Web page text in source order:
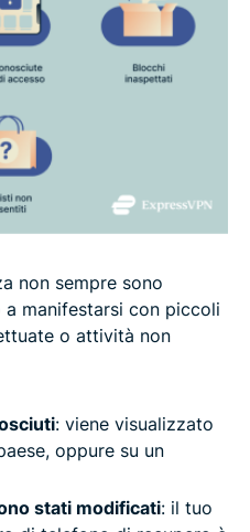
non sempre sono
manifestarsi con piccoli
o attività non
: viene visualizzato
oppure su un
stati modificati: il tuo